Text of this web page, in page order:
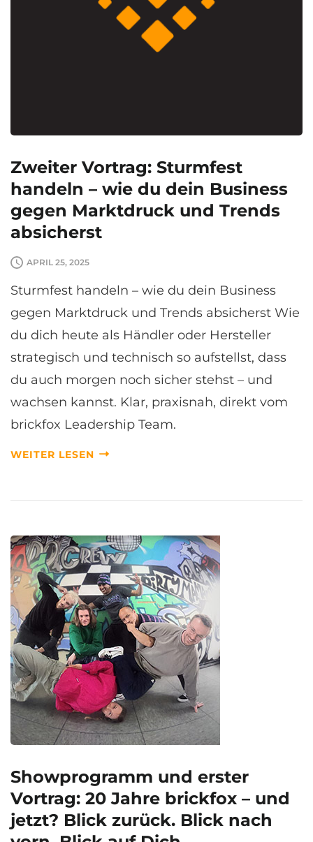
Zweiter Vortrag: Sturmfest
handeln – wie du dein Business
gegen Marktdruck und Trends
absicherst
APRIL 25, 2025
Sturmfest handeln – wie du dein Business
gegen Marktdruck und Trends absicherst Wie
du dich heute als Händler oder Hersteller
strategisch und technisch so aufstellst, dass
du auch morgen noch sicher stehst – und
wachsen kannst. Klar, praxisnah, direkt vom
brickfox Leadership Team.
WEITER LESEN
Showprogramm und erster
Vortrag: 20 Jahre brickfox – und
jetzt? Blick zurück. Blick nach